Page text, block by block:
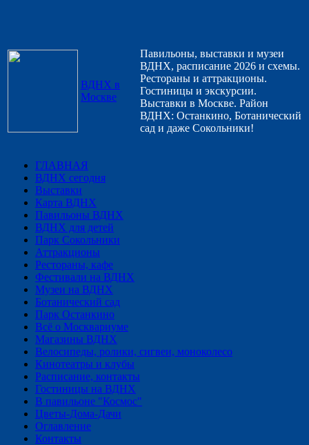
ВДНХ в
Москве
Павильоны, выставки и музеи
ВДНХ, расписание 2026 и схемы.
Рестораны и аттракционы.
Гостиницы и экскурсии.
Выставки в Москве. Район
ВДНХ: Останкино, Ботанический
сад и даже Сокольники!
ГЛАВНАЯ
ВДНХ сегодня
Выставки
Карта ВДНХ
Павильоны ВДНХ
ВДНХ для детей
Парк Сокольники
Аттракционы
Рестораны, кафе
Фестивали на ВДНХ
Музеи на ВДНХ
Ботанический сад
Парк Останкино
Всё о Москвариуме
Магазины ВДНХ
Велосипеды, ролики, сигвеи, моноколесо
Кинотеатры и клубы
Расписание, контакты
Гостиницы на ВДНХ
В павильоне "Космос"
Цветы-Дома-Дачи
Оглавление
Контакты